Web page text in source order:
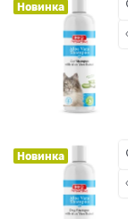
Новинка
Новинка